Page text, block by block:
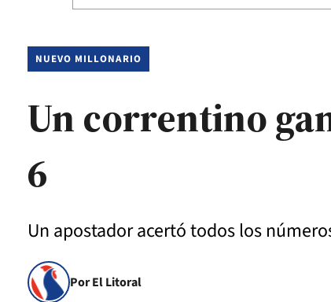
NUEVO MILLONARIO
Un correntino
6
Un apostador acertó todos los
Por El Litoral